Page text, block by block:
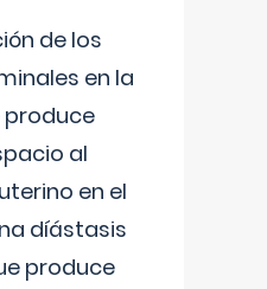
de los
en la
produce
al
en el
díástasis
produce